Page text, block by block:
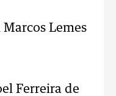
Lemes
Ferreira de